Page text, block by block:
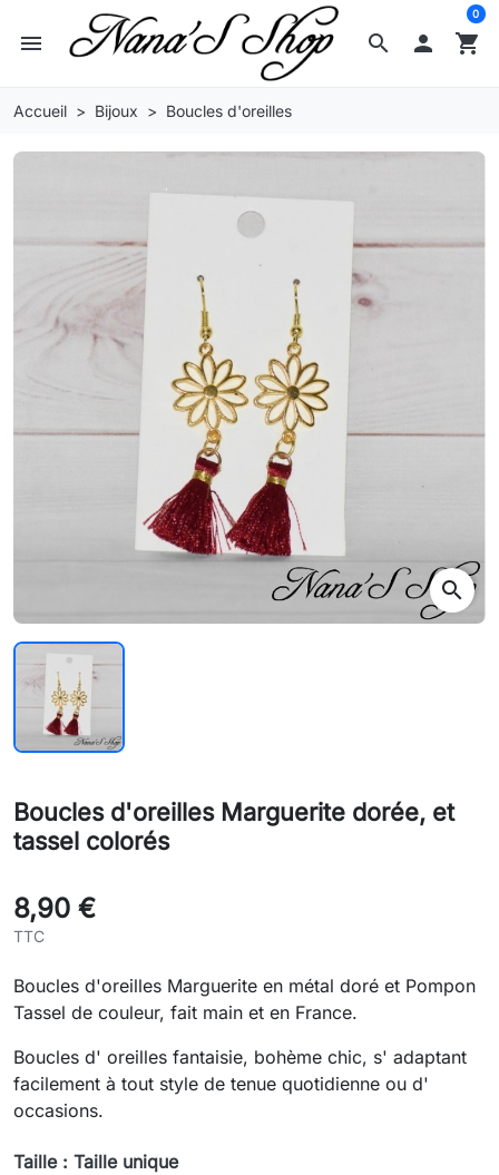
search
menu  shopping_cart
0
Accueil Bijoux Boucles d'oreilles
search
Boucles d'oreilles Marguerite dorée, et
tassel colorés
8,90 €
TTC
Boucles d'oreilles Marguerite en métal doré et Pompon
Tassel de couleur, fait main et en France.
Boucles d' oreilles fantaisie, bohème chic, s' adaptant
facilement à tout style de tenue quotidienne ou d'
occasions.
Taille : Taille unique